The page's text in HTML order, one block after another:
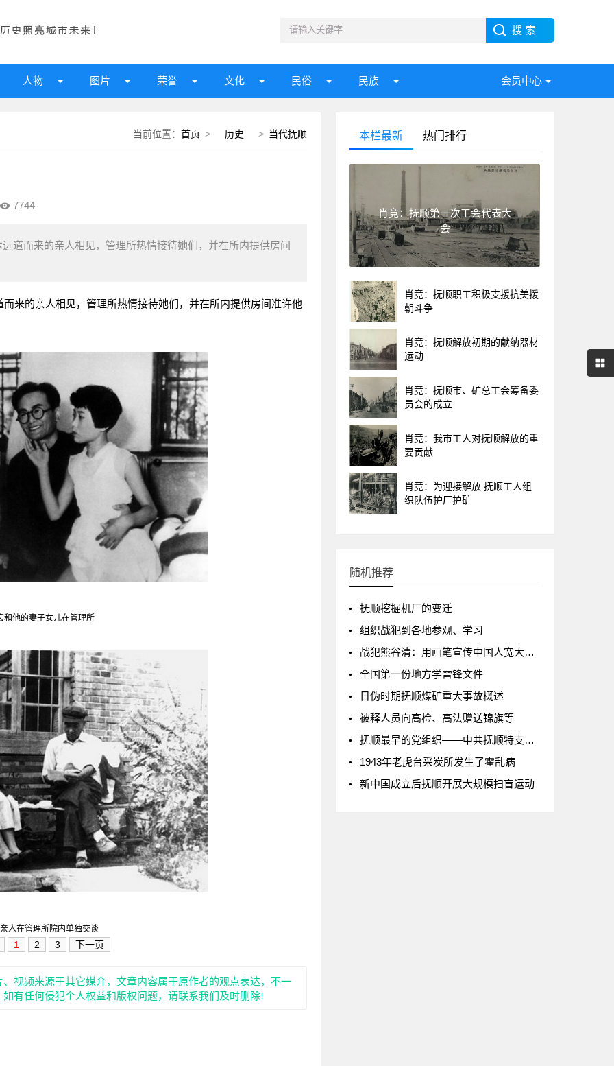
人物 图片 荣誉 文化 民俗 民族 会员中心
当前位置： 首页 > 历史 > 当代抚顺
7744
道而来的亲人相见，管理所热情接待她们，并在所内提供房间
来的亲人相见，管理所热情接待她们，并在所内提供房间准许他
和他的妻子女儿在管理所
人在管理所院内单独交谈
1 2 3 下一页
视频来源于其它媒介，文章内容属于原作者的观点表达，不一
有任何侵犯个人权益和版权问题，请联系我们及时删除!
本栏最新 热门排行
肖竞：抚顺第一次工会代表大
会
肖竞：抚顺职工积极支援抗美援
朝斗争
肖竞：抚顺解放初期的献纳器材
运动
肖竞：抚顺市、矿总工会筹备委
员会的成立
肖竞：我市工人对抚顺解放的重
要贡献
肖竞：为迎接解放 抚顺工人组
织队伍护厂护矿
随机推荐
抚顺挖掘机厂的变迁
组织战犯到各地参观、学习
战犯熊谷清：用画笔宣传中国人宽大胸怀
全国第一份地方学雷锋文件
日伪时期抚顺煤矿重大事故概述
被释人员向高检、高法赠送锦旗等
抚顺最早的党组织——中共抚顺特支的建立
1943年老虎台采炭所发生了霍乱病
新中国成立后抚顺开展大规模扫盲运动